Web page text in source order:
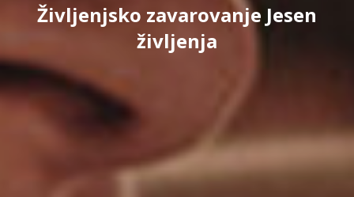
Življenjsko zavarovanje Jesen
življenja